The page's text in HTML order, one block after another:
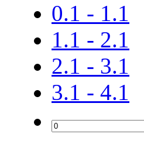
0.1 - 1.1
1.1 - 2.1
2.1 - 3.1
3.1 - 4.1